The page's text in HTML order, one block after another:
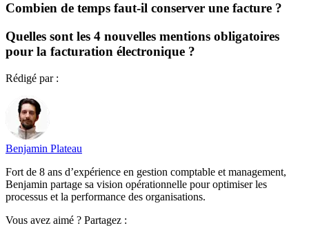
Combien de temps faut-il conserver une facture ?
Quelles sont les 4 nouvelles mentions obligatoires
pour la facturation électronique ?
Rédigé par :
Benjamin Plateau
Fort de 8 ans d’expérience en gestion comptable et management,
Benjamin partage sa vision opérationnelle pour optimiser les
processus et la performance des organisations.
Vous avez aimé ? Partagez :